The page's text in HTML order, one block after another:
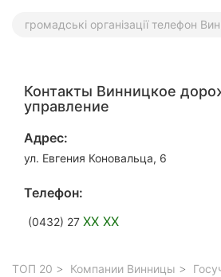
громадські організації телефон
Контакты Винницкое
управление
Адрес:
ул. Евгения Коновальца, 6
Телефон:
(0432) 27 XX XX
ТОП 20 Компании Винницы